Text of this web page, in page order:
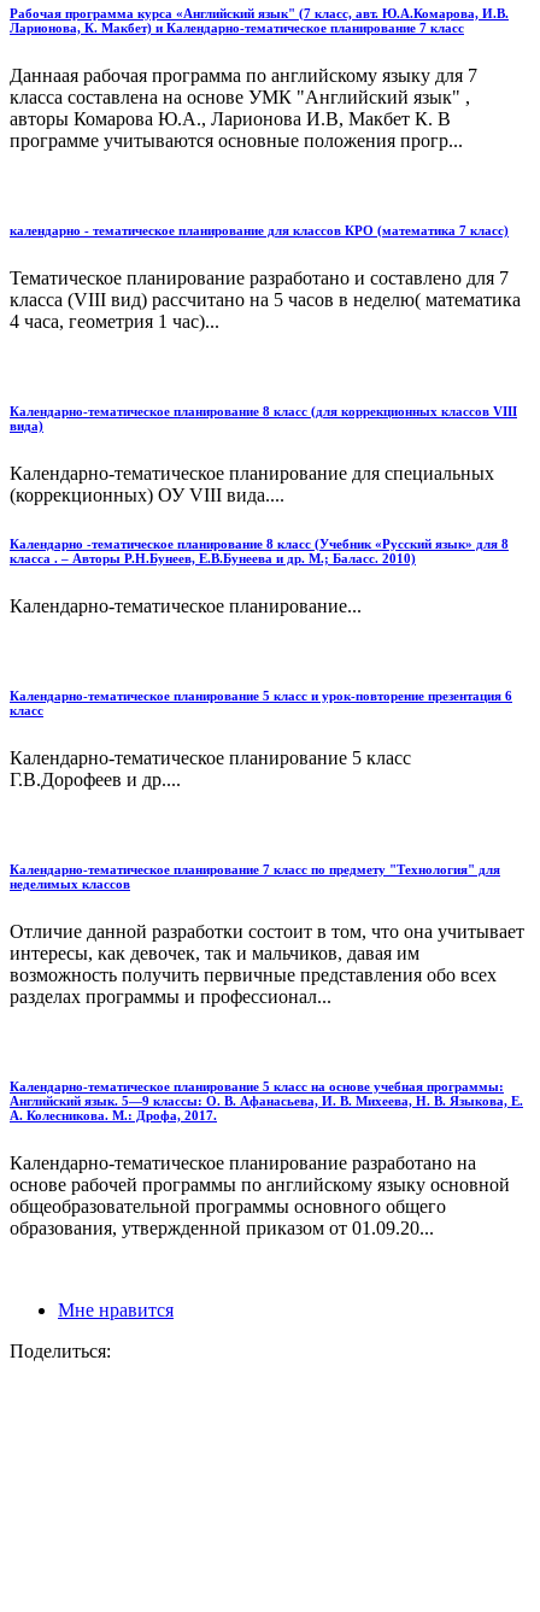
Рабочая программа курса «Английский язык" (7 класс, авт. Ю.А.Комарова, И.В.
Ларионова, К. Макбет) и Календарно-тематическое планирование 7 класс
Даннаая рабочая программа по английскому языку для 7
класса составлена на основе УМК "Английский язык" ,
авторы Комарова Ю.А., Ларионова И.В, Макбет К. В
программе учитываются основные положения прогр...
календарно - тематическое планирование для классов КРО (математика 7 класс)
Тематическое планирование разработано и составлено для 7
класса (VIII вид) рассчитано на 5 часов в неделю( математика
4 часа, геометрия 1 час)...
Календарно-тематическое планирование 8 класс (для коррекционных классов VIII
вида)
Календарно-тематическое планирование для специальных
(коррекционных) ОУ VIII вида....
Календарно -тематическое планирование 8 класс (Учебник «Русский язык» для 8
класса . – Авторы Р.Н.Бунеев, Е.В.Бунеева и др. М.; Баласс. 2010)
Календарно-тематическое планирование...
Календарно-тематическое планирование 5 класс и урок-повторение презентация 6
класс
Календарно-тематическое планирование 5 класс
Г.В.Дорофеев и др....
Календарно-тематическое планирование 7 класс по предмету "Технология" для
неделимых классов
Отличие данной разработки состоит в том, что она учитывает
интересы, как девочек, так и мальчиков, давая им
возможность получить первичные представления обо всех
разделах про­граммы и профессионал...
Календарно-тематическое планирование 5 класс на основе учебная программы:
Английский язык. 5—9 классы: О. В. Афанасьева, И. В. Михеева, Н. В. Языкова, Е.
А. Колесникова. М.: Дрофа, 2017.
Календарно-тематическое планирование разработано на
основе рабочей программы по английскому языку основной
общеобразовательной программы основного общего
образования, утвержденной приказом от 01.09.20...
Мне нравится
Поделиться: